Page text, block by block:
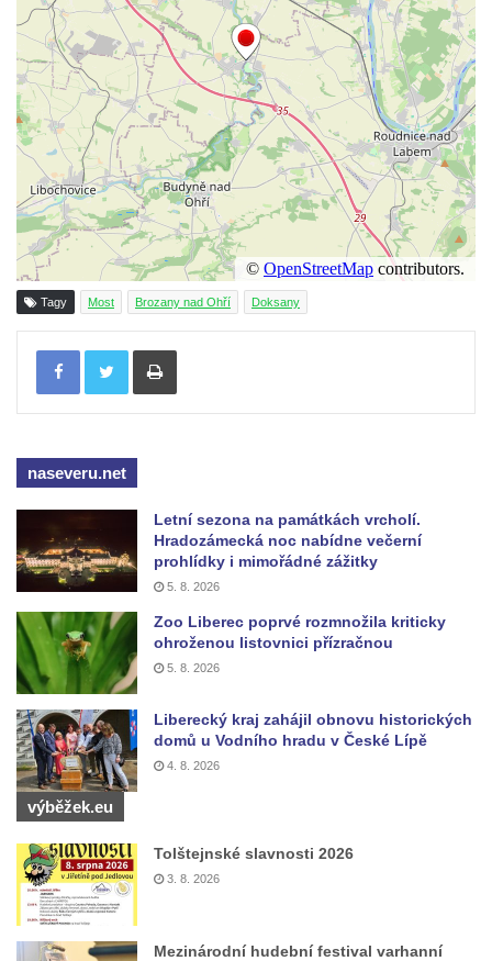
Železniční most v Zahrádkách
Barbořin most u Zahrádek
Staroměstský most v Děčíně
Kamenný most v Rabštejně nad Střelou
Krytá lávka v Kynšperku nad Ohří
Akvadukt na Chřibské Kamenici
Železniční most ve Vilémově
Ovčí most u Tisové v Krušných horách
Silniční most v Horní ulici v Českém
Tagy Most Brozany nad Ohří Doksany
Tisknout
naseveru.net
Letní sezona na památkách vrcholí.
Hradozámecká noc nabídne večerní
prohlídky i mimořádné zážitky
5. 8. 2026
Zoo Liberec poprvé rozmnožila kriticky
ohroženou listovnici přízračnou
5. 8. 2026
Liberecký kraj zahájil obnovu historických
domů u Vodního hradu v České Lípě
4. 8. 2026
výběžek.eu
Tolštejnské slavnosti 2026
3. 8. 2026
Mezinárodní hudební festival varhanní